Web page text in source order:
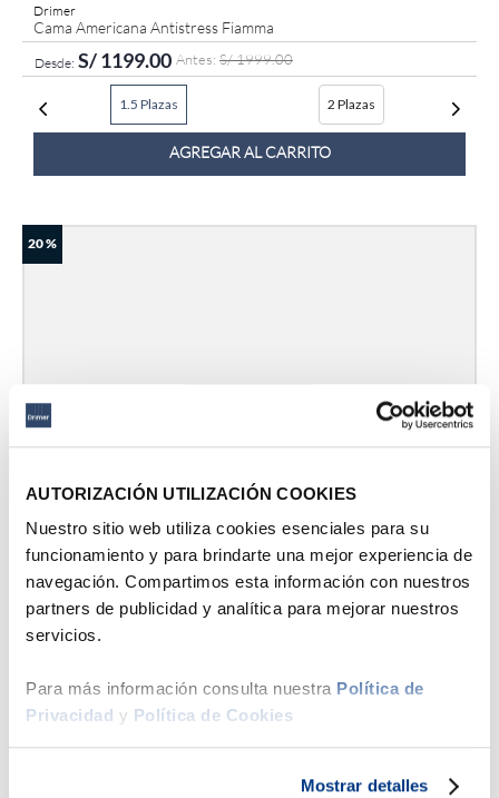
AUTORIZACIÓN UTILIZACIÓN COOKIES
Nuestro sitio web utiliza cookies esenciales para su
funcionamiento y para brindarte una mejor experiencia de
navegación. Compartimos esta información con nuestros
partners de publicidad y analítica para mejorar nuestros
servicios.
Para más información consulta nuestra Política de
Privacidad y Política de Cookies
Mostrar detalles
Drimer
Cama Americana Antistress Fiamma
S/1199.00 S/1999.00
1.5 Plazas 2 Plazas
AGREGAR AL CARRITO
20 %
Hasta6xS/ 199.83sin interés